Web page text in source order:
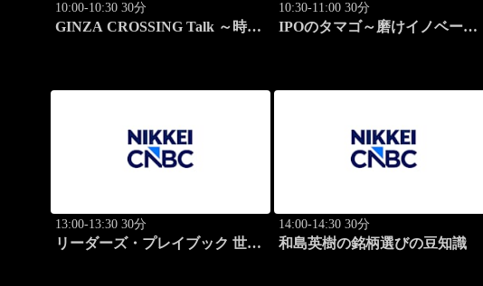
10:00-10:30 30分
GINZA CROSSING Talk ～時代
10:30-11:00 30分
IPOのタマゴ～磨けイノベーシ
13:00-13:30 30分
リーダーズ・プレイブック 世界
14:00-14:30 30分
和島英樹の銘柄選びの豆知識